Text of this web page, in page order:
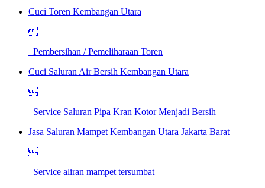
Cuci Toren Kembangan Utara

Pembersihan / Pemeliharaan Toren
Cuci Saluran Air Bersih Kembangan Utara

Service Saluran Pipa Kran Kotor Menjadi Bersih
Jasa Saluran Mampet Kembangan Utara Jakarta Barat

Service aliran mampet tersumbat